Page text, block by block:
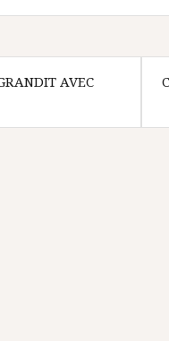
AVEC